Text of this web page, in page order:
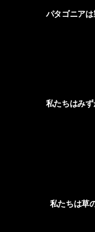
パタゴニアは
私たちはみ
私たちは草